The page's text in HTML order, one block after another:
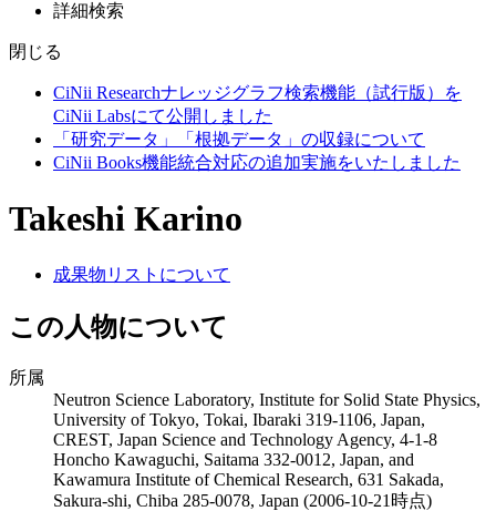
詳細検索
閉じる
CiNii Researchナレッジグラフ検索機能（試行版）を
CiNii Labsにて公開しました
「研究データ」「根拠データ」の収録について
CiNii Books機能統合対応の追加実施をいたしました
Takeshi Karino
成果物リストについて
この人物について
所属
Neutron Science Laboratory, Institute for Solid State Physics,
University of Tokyo, Tokai, Ibaraki 319-1106, Japan,
CREST, Japan Science and Technology Agency, 4-1-8
Honcho Kawaguchi, Saitama 332-0012, Japan, and
Kawamura Institute of Chemical Research, 631 Sakada,
Sakura-shi, Chiba 285-0078, Japan (2006-10-21時点)